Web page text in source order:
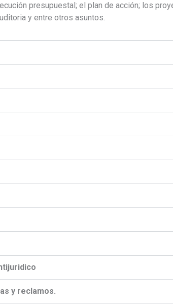
presupuestal; el plan de acción; los
y entre otros asuntos.
y reclamos.